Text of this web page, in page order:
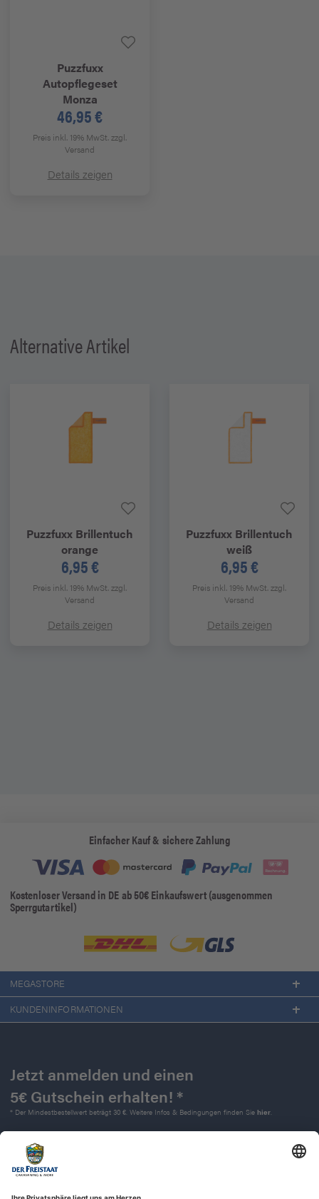
Puzzfuxx
Autopflegeset
Monza
46,95 €
Preis inkl. 19% MwSt.zzgl.
Versand
Details zeigen
Alternative Artikel
Puzzfuxx Brillentuch
orange
6,95 €
Preis inkl. 19% MwSt.zzgl.
Versand
Details zeigen
Puzzfuxx Brillentuch
weiß
6,95 €
Preis inkl. 19% MwSt.zzgl.
Versand
Details zeigen
Einfacher Kauf & sichere Zahlung
Kostenloser Versand in DE ab 50€ Einkaufswert (ausgenommen
Sperrgutartikel)
MEGASTORE
KUNDENINFORMATIONEN
Jetzt anmelden und einen
5€ Gutschein erhalten! *
* Der Mindestbestellwert beträgt 30 €. Weitere Infos & Bedingungen finden Sie hier.